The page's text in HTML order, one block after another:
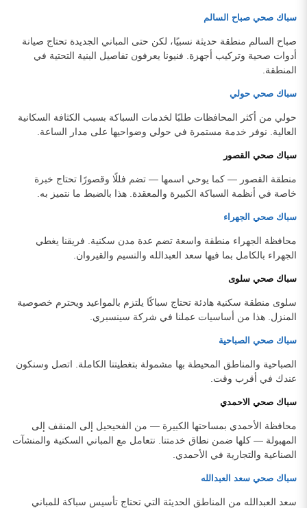
سباك صحي صباح السالم
صباح السالم منطقة حديثة نسبيًا، لكن حتى المباني الجديدة تحتاج صيانة
أدوات صحية وتركيب أجهزة. فنيونا يعرفون تفاصيل البنية التحتية في
المنطقة.
سباك صحي حولي
حولي من أكثر المحافظات طلبًا لخدمات السباكة بسبب الكثافة السكانية
العالية. نوفر خدمة مستمرة في حولي وضواحيها على مدار الساعة.
سباك صحي القصور
منطقة القصور — كما يوحي اسمها — تضم فللًا وقصورًا تحتاج خبرة
خاصة في أنظمة السباكة الكبيرة والمعقدة. هذا بالضبط ما نتميز به.
سباك صحي الجهراء
محافظة الجهراء منطقة واسعة تضم عدة مدن سكنية. فريقنا يغطي
الجهراء بالكامل بما فيها سعد العبدالله والنسيم والقيروان.
سباك صحي سلوى
سلوى منطقة سكنية هادئة تحتاج سباكًا يلتزم بالمواعيد ويحترم خصوصية
المنزل. هذا من أساسيات عملنا في شركة سينسبري.
سباك صحي الصباحية
الصباحية والمناطق المحيطة بها مشمولة بتغطيتنا الكاملة. اتصل وسنكون
عندك في أقرب وقت.
سباك صحي الاحمدي
محافظة الأحمدي بمساحتها الكبيرة — من الفحيحيل إلى المنقف إلى
المهبولة — كلها ضمن نطاق خدمتنا. نتعامل مع المباني السكنية والمنشآت
الصناعية والتجارية في الأحمدي.
سباك صحي سعد العبدالله
سعد العبدالله من المناطق الحديثة التي تحتاج تأسيس سباكة للمباني